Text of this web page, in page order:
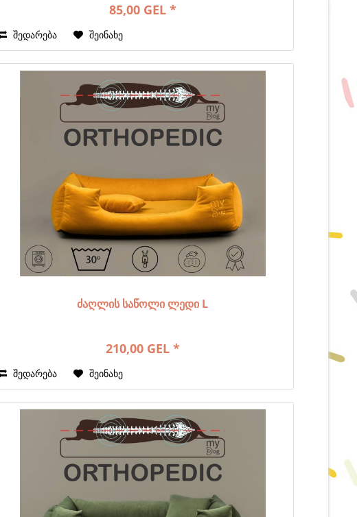
85,00 GEL *
შედარება შეინახე
ძაღლის საწოლი ლედი L
210,00 GEL *
შედარება შეინახე